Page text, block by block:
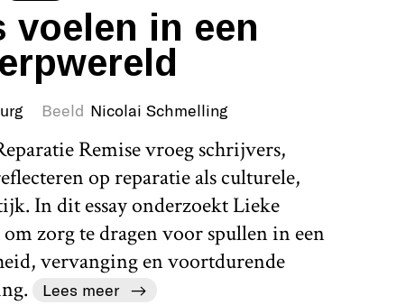
voelen in een
Beeld Nicolai Schmelling
Remise vroeg schrijvers,
op reparatie als culturele,
In dit essay onderzoekt Lieke
zorg te dragen voor spullen in een
vervanging en voortdurende
Lees meer